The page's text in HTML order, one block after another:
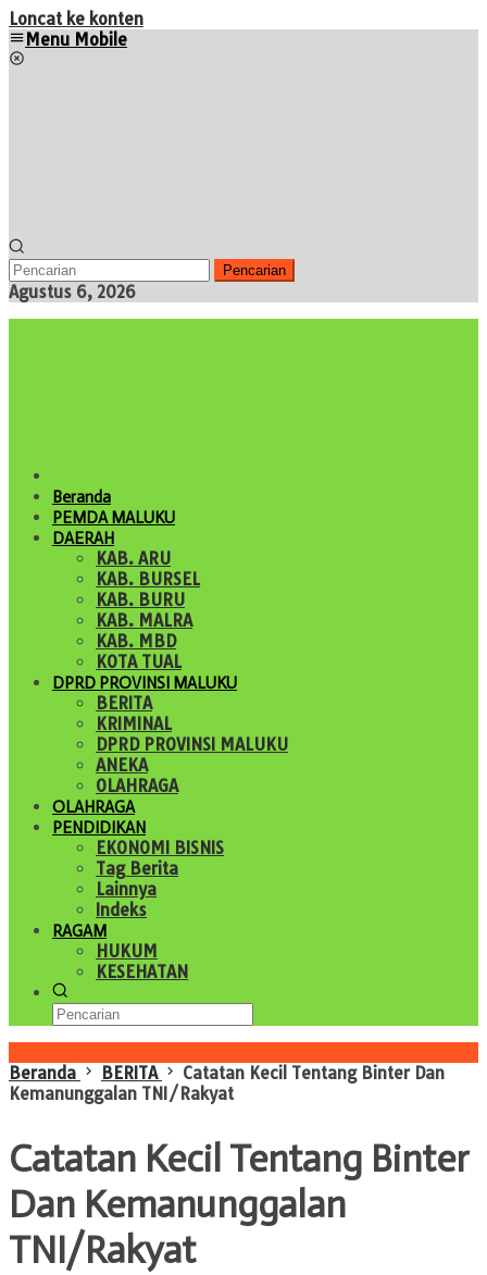
Loncat ke konten
Menu Mobile
Pencarian
Agustus 6, 2026
Beranda
PEMDA MALUKU
DAERAH
KAB. ARU
KAB. BURSEL
KAB. BURU
KAB. MALRA
KAB. MBD
KOTA TUAL
DPRD PROVINSI MALUKU
BERITA
KRIMINAL
DPRD PROVINSI MALUKU
ANEKA
OLAHRAGA
OLAHRAGA
PENDIDIKAN
EKONOMI BISNIS
Tag Berita
Lainnya
Indeks
RAGAM
HUKUM
KESEHATAN
Beranda
BERITA
Catatan Kecil Tentang Binter Dan
Kemanunggalan TNI/Rakyat
Catatan Kecil Tentang Binter
Dan Kemanunggalan
TNI/Rakyat